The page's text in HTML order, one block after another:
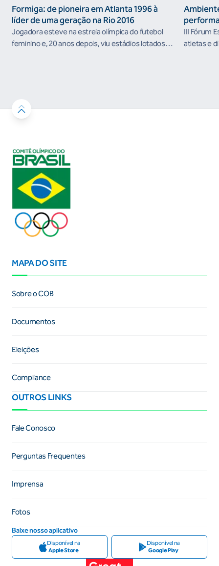
Formiga: de pioneira em Atlanta 1996 à
líder de uma geração na Rio 2016
Jogadora esteve na estreia olímpica do futebol
feminino e, 20 anos depois, viu estádios lotados
III Fórum
atletas e
MAPA DO SITE
Sobre o COB
Documentos
Eleições
Compliance
OUTROS LINKS
Fale Conosco
Perguntas Frequentes
Imprensa
Fotos
Baixe nosso aplicativo
Disponível na
Apple Store
Disponível na
Google Play